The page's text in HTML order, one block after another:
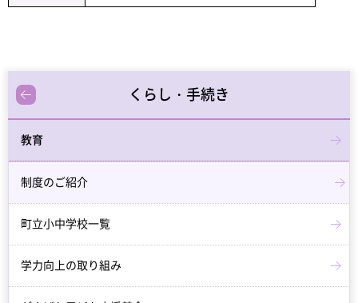
くらし・手続き
教育
制度のご紹介
町立小中学校一覧
学力向上の取り組み